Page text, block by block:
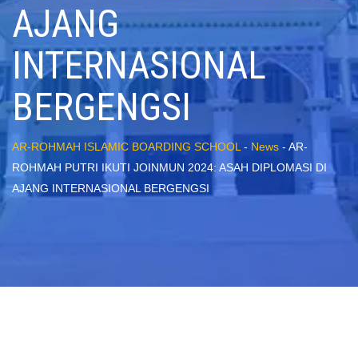
AJANG
INTERNASIONAL
BERGENGSI
AR-ROHMAH ISLAMIC BOARDING SCHOOL - News - AR-
ROHMAH PUTRI IKUTI JOINMUN 2024: ASAH DIPLOMASI DI
AJANG INTERNASIONAL BERGENGSI